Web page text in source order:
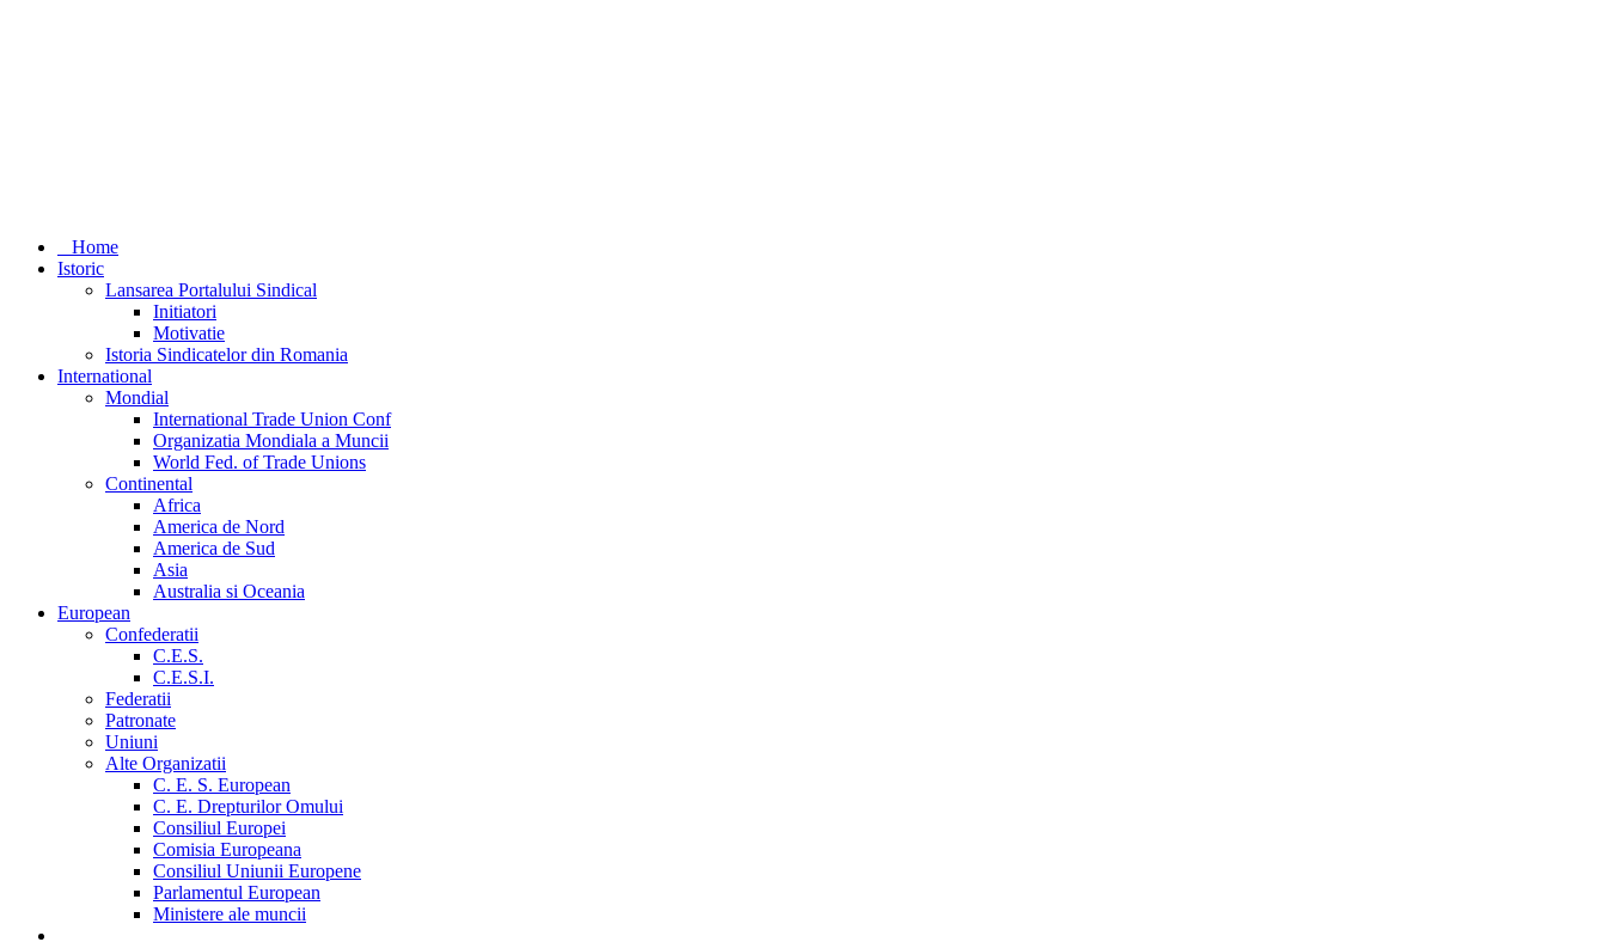
Home
Istoric
Lansarea Portalului Sindical
Initiatori
Motivatie
Istoria Sindicatelor din Romania
International
Mondial
International Trade Union Conf
Organizatia Mondiala a Muncii
World Fed. of Trade Unions
Continental
Africa
America de Nord
America de Sud
Asia
Australia si Oceania
European
Confederatii
C.E.S.
C.E.S.I.
Federatii
Patronate
Uniuni
Alte Organizatii
C. E. S. European
C. E. Drepturilor Omului
Consiliul Europei
Comisia Europeana
Consiliul Uniunii Europene
Parlamentul European
Ministere ale muncii